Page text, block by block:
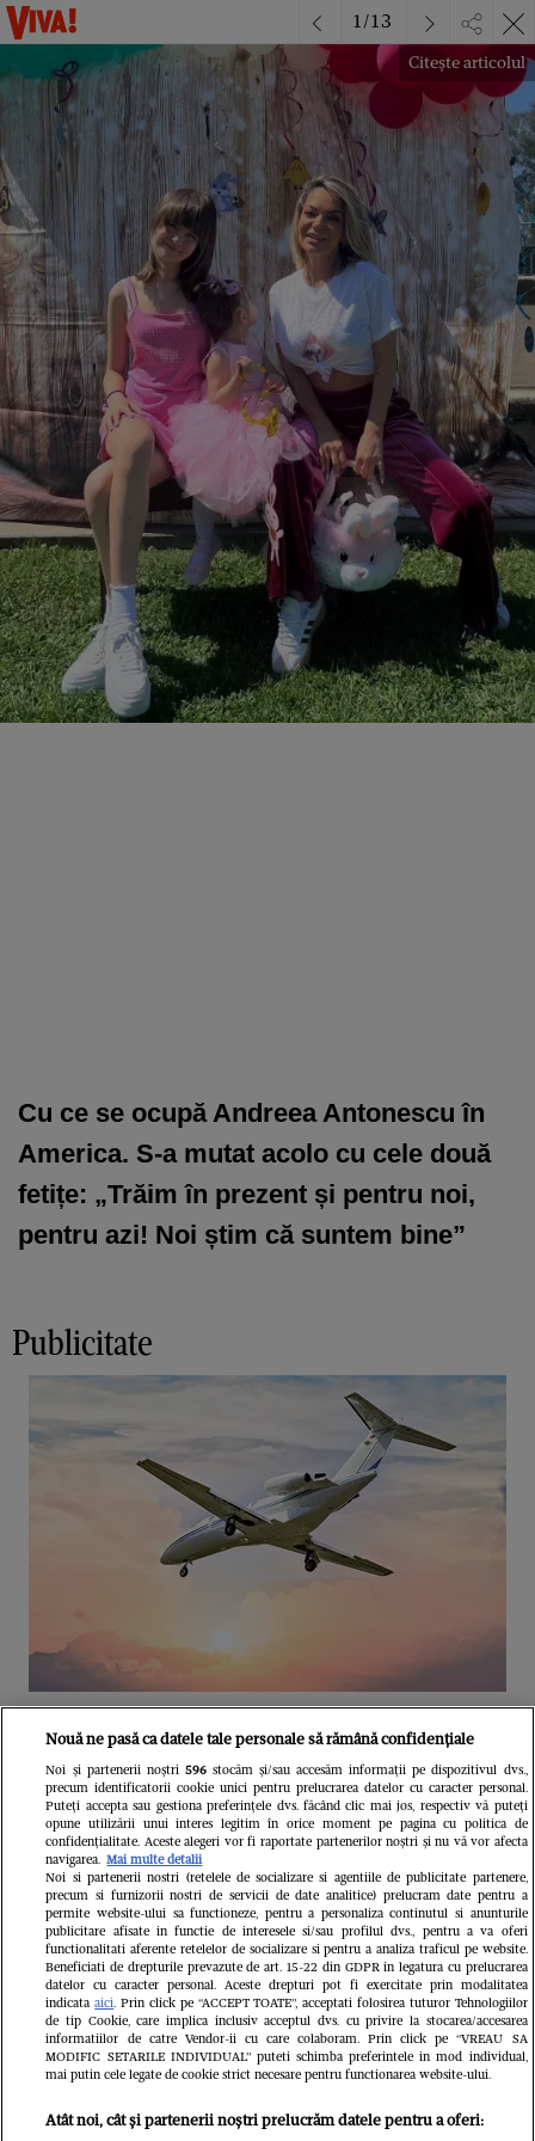
Cu ce se ocupă Andreea Antonescu în
America. S-a mutat acolo cu cele două
fetițe: „Trăim în prezent și pentru noi,
pentru azi! Noi știm că suntem bine”
Citește articolul
1/13
Publicitate
Unul dintre cele mai folosite
aeroporturi din Europa își închide
complet porțile timp de trei luni.
Milioane de pasageri, afectați
Nouă ne pasă ca datele tale personale să rămână confidențiale
Noi și partenerii noștri 596stocăm și/sau accesăm informații pe dispozitivul dvs.,
precum identificatorii cookie unici pentru prelucrarea datelor cu caracter personal.
Puteți accepta sau gestiona preferințele dvs. făcând clic mai jos, respectiv vă puteți
opune utilizării unui interes legitim în orice moment pe pagina cu politica de
confidențialitate. Aceste alegeri vor fi raportate partenerilor noștri și nu vă vor afecta
navigarea. Mai multe detalii
Noi si partenerii nostri (retelele de socializare si agentiile de publicitate partenere,
precum si furnizorii nostri de servicii de date analitice) prelucram date pentru a
permite website-ului sa functioneze, pentru a personaliza continutul si anunturile
publicitare afisate in functie de interesele si/sau profilul dvs., pentru a va oferi
functionalitati aferente retelelor de socializare si pentru a analiza traficul pe website.
Beneficiati de drepturile prevazute de art. 15-22 din GDPR in legatura cu prelucrarea
datelor cu caracter personal. Aceste drepturi pot fi exercitate prin modalitatea
indicataaici. Prin click pe “ACCEPT TOATE”, acceptati folosirea tuturor Tehnologiilor
de tip Cookie, care implica inclusiv acceptul dvs. cu privire la stocarea/accesarea
informatiilor de catre Vendor-ii cu care colaboram. Prin click pe “VREAU SA
MODIFIC SETARILE INDIVIDUAL” puteti schimba preferintele in mod individual,
mai putin cele legate de cookie strict necesare pentru functionarea website-ului.
Atât noi, cât și partenerii noștri prelucrăm datele pentru a oferi: